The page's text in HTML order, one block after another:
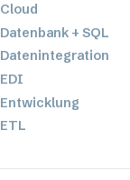
Cloud
Datenbank + SQL
Datenintegration
EDI
Entwicklung
ETL
Low-Code- und